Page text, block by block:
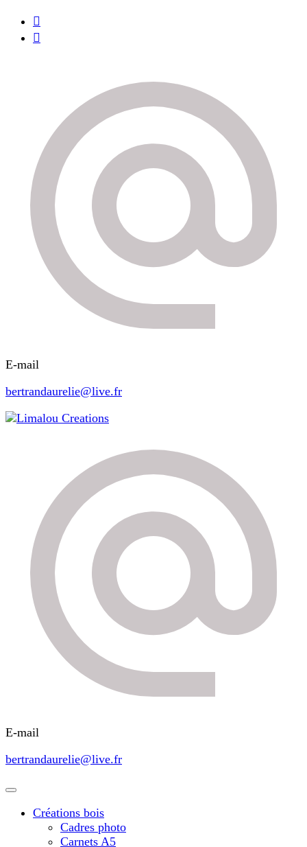
E-mail
bertrandaurelie@live.fr
Limalou Creations
E-mail
bertrandaurelie@live.fr
Créations bois
Cadres photo
Carnets A5